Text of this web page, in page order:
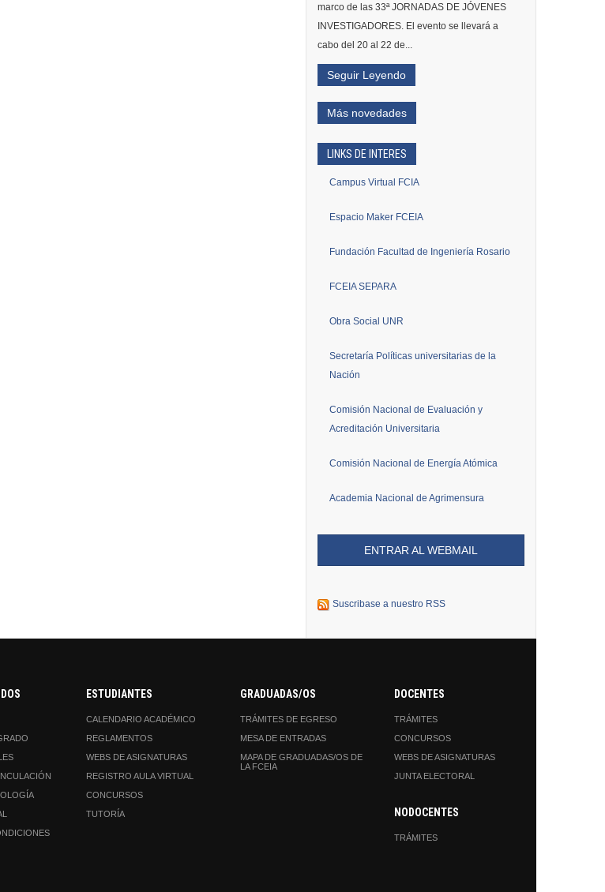
marco de las 33ª JORNADAS DE JÓVENES
INVESTIGADORES. El evento se llevará a
cabo del 20 al 22 de...
Seguir Leyendo
Más novedades
LINKS DE INTERES
Campus Virtual FCIA
Espacio Maker FCEIA
Fundación Facultad de Ingeniería Rosario
FCEIA SEPARA
Obra Social UNR
Secretaría Políticas universitarias de la
Nación
Comisión Nacional de Evaluación y
Acreditación Universitaria
Comisión Nacional de Energía Atómica
Academia Nacional de Agrimensura
ENTRAR AL WEBMAIL
Suscribase a nuestro RSS
ESTUDIANTES
CALENDARIO ACADÉMICO
REGLAMENTOS
WEBS DE ASIGNATURAS
REGISTRO AULA VIRTUAL
CONCURSOS
TUTORÍA
GRADUADAS/OS
TRÁMITES DE EGRESO
MESA DE ENTRADAS
MAPA DE GRADUADAS/OS DE
LA FCEIA
DOCENTES
TRÁMITES
CONCURSOS
WEBS DE ASIGNATURAS
JUNTA ELECTORAL
NODOCENTES
TRÁMITES